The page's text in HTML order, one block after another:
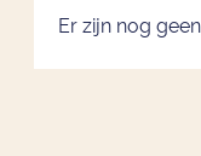
Er zijn nog